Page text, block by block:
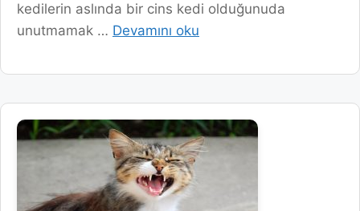
kedilerin aslında bir cins kedi olduğunuda
unutmamak … Devamını oku